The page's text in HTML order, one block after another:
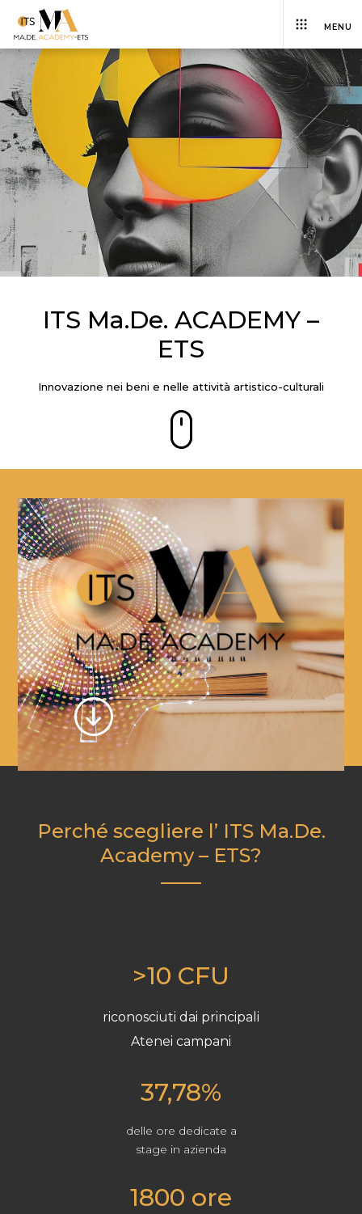
MENU
ITS Ma.De. ACADEMY –
ETS
Innovazione nei beni e nelle attività artistico-culturali
Perché scegliere l’ ITS Ma.De.
Academy – ETS?
>10 CFU
riconosciuti dai principali
Atenei campani
37,78%
delle ore dedicate a
stage in azienda
1800 ore